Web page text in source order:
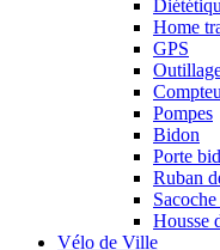
Home
GPS
Pompes
Bidon
Porte
Ruban
Housse
Vélo de Ville